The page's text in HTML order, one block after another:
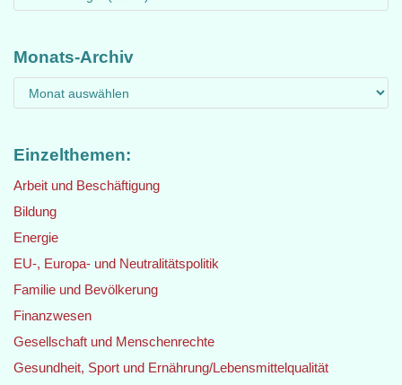
Monats-Archiv
Einzelthemen:
Arbeit und Beschäftigung
Bildung
Energie
EU-, Europa- und Neutralitätspolitik
Familie und Bevölkerung
Finanzwesen
Gesellschaft und Menschenrechte
Gesundheit, Sport und Ernährung/Lebensmittelqualität